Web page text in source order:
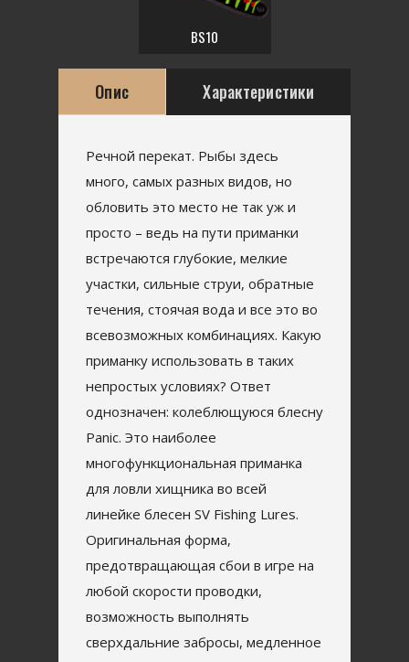
BS10
Опис Характеристики
Речной перекат. Рыбы здесь
много, самых разных видов, но
обловить это место не так уж и
просто – ведь на пути приманки
встречаются глубокие, мелкие
участки, сильные струи, обратные
течения, стоячая вода и все это во
всевозможных комбинациях. Какую
приманку использовать в таких
непростых условиях? Ответ
однозначен: колеблющуюся блесну
Panic. Это наиболее
многофункциональная приманка
для ловли хищника во всей
линейке блесен SV Fishing Lures.
Оригинальная форма,
предотвращающая сбои в игре на
любой скорости проводки,
возможность выполнять
сверхдальние забросы, медленное